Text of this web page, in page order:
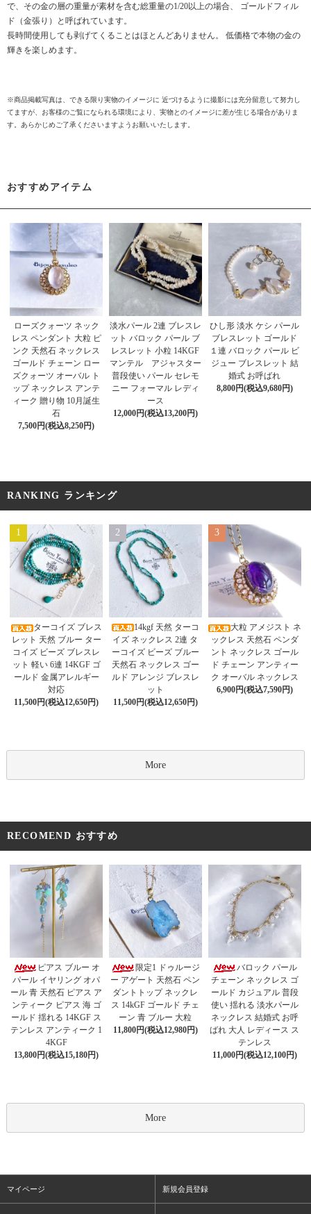
で、その金の層の重量が素材を含む総重量の1/20以上の場合、 ゴールドフィル
ド（金張り）と呼ばれています。
長時間使用しても剥げてくることはほとんどありません。 低価格で本物の金の
輝きを楽しめます。
※商品掲載写真は、できる限り実物のイメージに 近づけるように撮影には充分留意して努力し
てますが、お客様のご覧になられる環境により、実物とのイメージに差が生じる場合がありま
す。あらかじめご了承くださいますようお願いいたします。
おすすめアイテム
ローズクォーツ ネック
レス ペンダント 大粒 ピ
ンク 天然石 ネックレス
ゴールド チェーン ロー
ズクォーツ オーバル ト
ップ ネックレス アンテ
ィーク 贈り物 10月誕生
石
7,500円(税込8,250円)
淡水パール 2連 ブレスレ
ット バロック パール ブ
レスレット 小粒 14KGF
マンテル アジャスター
普段使い パール セレモ
ニー フォーマル レディ
ース
12,000円(税込13,200円)
ひし形 淡水 ケシ パール
ブレスレット ゴールド
１連 バロック パール ビ
ジュー ブレスレット 結
婚式 お呼ばれ
8,800円(税込9,680円)
RANKING ランキング
1
ターコイズ ブレス
レット 天然 ブルー ター
コイズ ビーズ ブレスレ
ット 軽い 6連 14KGF ゴ
ールド 金属アレルギー
対応
11,500円(税込12,650円)
2
14kgf 天然 ターコ
イズ ネックレス 2連 タ
ーコイズ ビーズ ブルー
天然石 ネックレス ゴー
ルド アレンジ ブレスレ
ット
11,500円(税込12,650円)
3
大粒 アメジスト ネ
ックレス 天然石 ペンダ
ント ネックレス ゴール
ド チェーン アンティー
ク オーバル ネックレス
6,900円(税込7,590円)
More
RECOMEND おすすめ
ピアス ブルー オ
パール イヤリング オパ
ール 青 天然石 ピアス ア
ンティーク ピアス 海 ゴ
ールド 揺れる 14KGF ス
テンレス アンティーク 1
4KGF
13,800円(税込15,180円)
限定1 ドゥルージ
ー アゲート 天然石 ペン
ダントトップ ネックレ
ス 14kGF ゴールド チェ
ーン 青 ブルー 大粒
11,800円(税込12,980円)
バロック パール
チェーン ネックレス ゴ
ールド カジュアル 普段
使い 揺れる 淡水パール
ネックレス 結婚式 お呼
ばれ 大人 レディース ス
テンレス
11,000円(税込12,100円)
More
マイページ 新規会員登録